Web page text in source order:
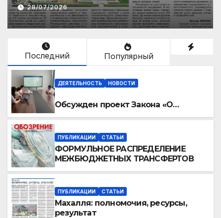
28/07/2026
Последний Популярный
ДЕЯТЕЛЬНОСТЬ НОВОСТИ
Обсужден проект Закона «О
ПУБЛИКАЦИИ СТАТЬИ
ФОРМУЛЬНОЕ РАСПРЕДЕЛЕНИЕ
МЕЖБЮДЖЕТНЫХ ТРАНСФЕРТОВ
ПУБЛИКАЦИИ СТАТЬИ
Махалля:полномочия, ресурсы,
результат